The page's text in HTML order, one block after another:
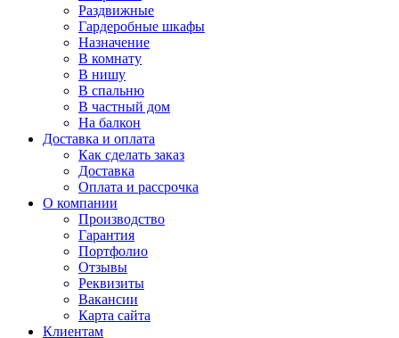
Раздвижные
Гардеробные шкафы
Назначение
В комнату
В нишу
В спальню
В частный дом
На балкон
Доставка и оплата
Как сделать заказ
Доставка
Оплата и рассрочка
О компании
Производство
Гарантия
Портфолио
Отзывы
Реквизиты
Вакансии
Карта сайта
Клиентам